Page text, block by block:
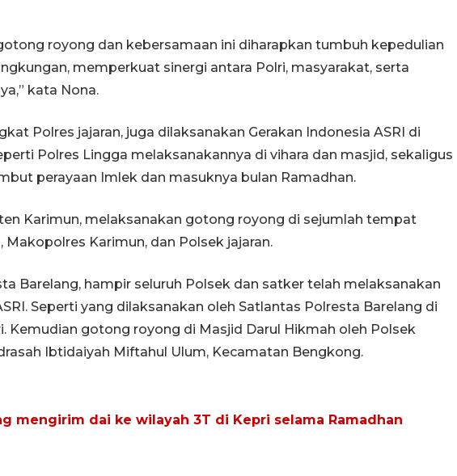
royong dan kebersamaan ini diharapkan tumbuh kepedulian
memperkuat sinergi antara Polri, masyarakat, serta
kata Nona.
Polres jajaran, juga dilaksanakan Gerakan Indonesia ASRI di
Polres Lingga melaksanakannya di vihara dan masjid, sekaligus
perayaan Imlek dan masuknya bulan Ramadhan.
Karimun, melaksanakan gotong royong di sejumlah tempat
Makopolres Karimun, dan Polsek jajaran.
Barelang, hampir seluruh Polsek dan satker telah melaksanakan
Seperti yang dilaksanakan oleh Satlantas Polresta Barelang di
Kemudian gotong royong di Masjid Darul Hikmah oleh Polsek
Ibtidaiyah Miftahul Ulum, Kecamatan Bengkong.
mengirim dai ke wilayah 3T di Kepri selama Ramadhan